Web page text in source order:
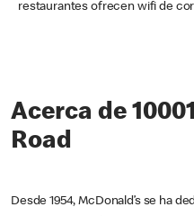
restaurantes ofrecen wifi de
Acerca de
Road
Desde 1954, McDonald’s se ha